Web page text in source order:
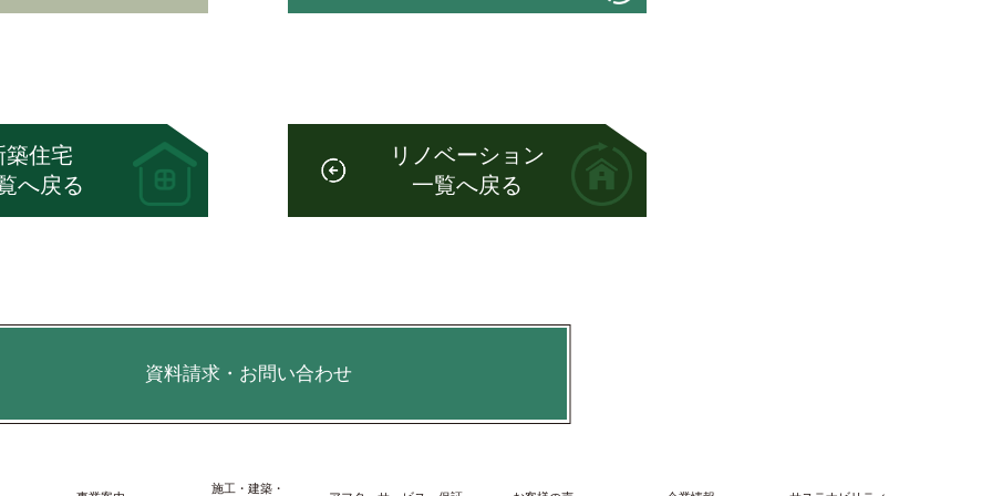
築住宅
へ戻る
リノベーション
一覧へ戻る
資料請求・お問い合わせ
施⼯・建築・